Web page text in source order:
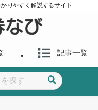
りやすく解説するサイト
記事一覧